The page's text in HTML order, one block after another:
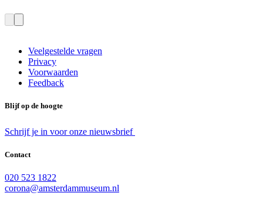
Veelgestelde vragen
Privacy
Voorwaarden
Feedback
Blijf op de hoogte
Schrijf je in voor onze nieuwsbrief
Contact
020 523 1822
corona@amsterdammuseum.nl